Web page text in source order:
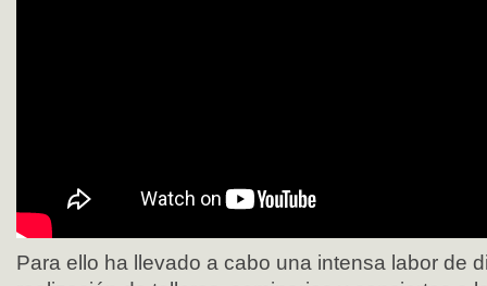
Para ello ha llevado a cabo una intensa labor de